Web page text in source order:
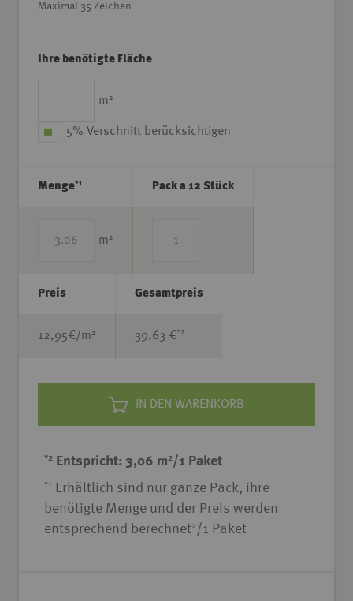
Maximal 35 Zeichen
Ihre benötigte Fläche
m 2
5% Verschnitt berücksichtigen
Menge*1
m 2
Pack a 12 Stück
Preis
12,95€/m 2
Gesamtpreis
39,63 € *2
IN DEN WARENKORB
*2 Entspricht: 3,06 m2/1 Paket
*1
Erhältlich sind nur ganze Pack, ihre
benötigte Menge und der Preis werden
entsprechend berechnet2 /1 Paket